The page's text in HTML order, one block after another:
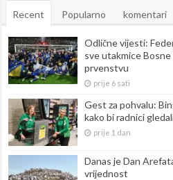
Recent Popularno komentari
Odlične vijesti:
sve utakmice
prvenstvu
prije 6 sati
Gest za pohvalu:
kako bi radnici
prije 1 dan
Danas je Dan
vrijednost